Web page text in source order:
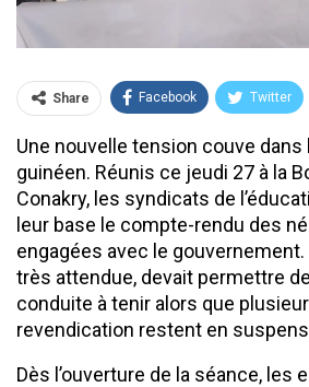
Share Facebook Twitter
Une nouvelle tension couve
guinéen. Réunis ce jeudi 27 à la
Conakry, les syndicats de
leur base le compte-rendu des
engagées avec le
très attendue, devait permettre
conduite à tenir alors que
revendication restent en
Dès l’ouverture de la séance, les